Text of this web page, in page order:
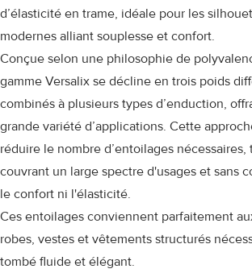
d’élasticité en trame, idéale pour les
modernes alliant souplesse et confort.
Conçue selon une philosophie de
gamme Versalix se décline en trois poids
combinés à plusieurs types d’enduction,
grande variété d’applications. Cette
réduire le nombre d’entoilages nécessaires,
couvrant un large spectre d'usages et sans
le confort ni l'élasticité.
Ces entoilages conviennent parfaitement
robes, vestes et vêtements structurés
tombé fluide et élégant.